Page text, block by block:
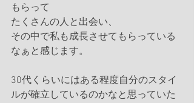
もらって
たくさんの人と出会い、
その中で私も成長させてもらっている
なぁと感じます。
30代くらいにはある程度自分のスタイ
ルが確立しているのかなと思っていた